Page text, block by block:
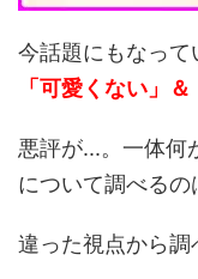
今話題にもなっ
「可愛くない」＆
悪評が...。一体何
について調べる
違った視点から